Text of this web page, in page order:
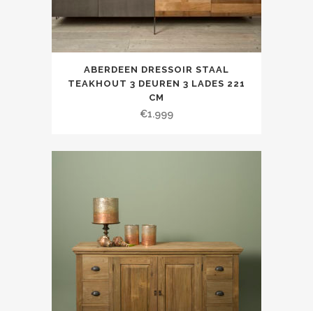
ABERDEEN DRESSOIR STAAL
TEAKHOUT 3 DEUREN 3 LADES 221
CM
€1.999